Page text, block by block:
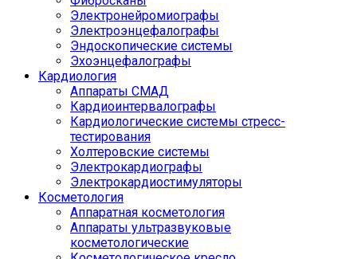
Электронейромиографы
Электроэнцефалографы
Эндоскопические системы
Эхоэнцефалографы
Кардиология
Аппараты СМАД
Кардиоинтервалографы
Кардиологические системы стресс-
тестирования
Холтеровские системы
Электрокардиографы
Электрокардиостимуляторы
Косметология
Аппаратная косметология
Аппараты ультразвуковые
косметологические